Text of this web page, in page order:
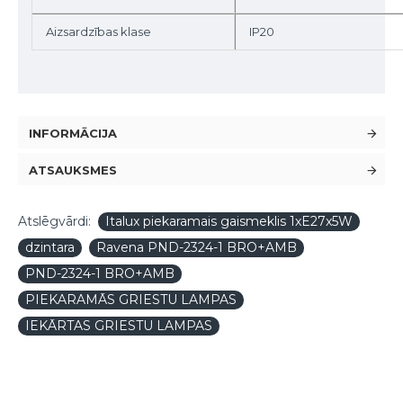
Aizsardzības klase IP20
INFORMĀCIJA
ATSAUKSMES
Atslēgvārdi:
Italux piekaramais gaismeklis 1xE27x5W
dzintara
Ravena PND-2324-1 BRO+AMB
PND-2324-1 BRO+AMB
PIEKARAMĀS GRIESTU LAMPAS
IEKĀRTAS GRIESTU LAMPAS